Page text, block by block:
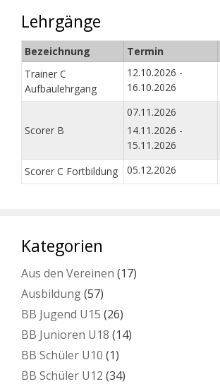
Lehrgänge
Bezeichnung Termin
Trainer C
Aufbaulehrgang
12.10.2026 -
16.10.2026
Scorer B
07.11.2026
14.11.2026 -
15.11.2026
Scorer C Fortbildung 05.12.2026
Kategorien
Aus den Vereinen (17)
Ausbildung(57)
BB Jugend U15 (26)
BB Junioren U18 (14)
BB Schüler U10 (1)
BB Schüler U12 (34)